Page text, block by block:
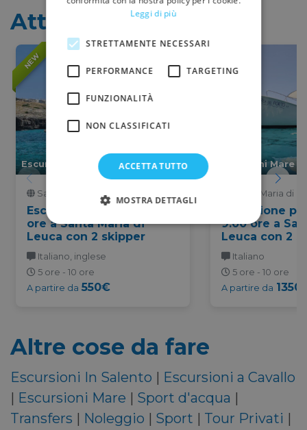
Santa Maria di Leuca e preparati a vivere
un'avventura emozionante, indimenticabile e
assolutamente imperdibile!
Attività simili
NEW
Escursioni Mare
Santa Maria di Leuca, 0Km
Escursione privata di 3:00
ore a Santa Maria di
Leuca con 2 skipper
Italiano, inglese
5 ore - 10 ore
A partire da 550€
Escursioni Mare
Santa Maria di
Escursione
9:00 ore a
Leuca con 2
Italiano
5 ore - 10 ore
A partire da
Altre cose da fare
Escursioni In Salento | Escursioni a Cavallo
| Escursioni Mare | Sport d'acqua |
Transfers | Noleggio | Sport | Tour Privati |
Leggi di più
STRETTAMENTE NECESSARI
PERFORMANCE TARGETING
FUNZIONALITÀ
NON CLASSIFICATI
ACCETTA TUTTO
MOSTRA DETTAGLI